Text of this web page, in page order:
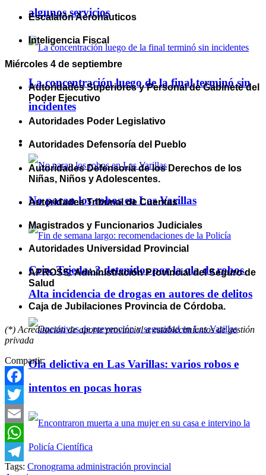
algunos servicios
La concentración luego de la final terminó sin
incidentes
Policiales
No paran los robos en Las Varillas
Crio. Tejeda: 3 detenidos por la ola de robos.
Alta incidencia de drogas en autores de delitos
Ola delictiva en Las Varillas: varios robos e
intentos en pocas horas
Escalafón Aeronáuticos
Inteligencia Fiscal
Miércoles 4 de septiembre
Autoridades Superiores y Personal de Gabinete del
Poder Ejecutivo
Autoridades Poder Legislativo
Autoridades Defensoría del Pueblo
Autoridades Defensoría de los Derechos de los
Niñas, Niños y Adolescentes.
Autoridades Tribunal de Cuentas
Magistrados y Funcionarios Judiciales
Autoridades Universidad Provincial
APROSS: Administración Provincial del Seguro de
Salud
Caja de Jubilaciones Provincia de Córdoba.
(*) Acreditación de aporte provincial a establecimientos de gestión
privada
Compartir:
Facebook
Twitter
Email
WhatsApp
Telegram
Tags: Cronograma administración provincial